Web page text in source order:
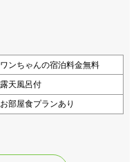
ワンちゃんの宿泊料金無料
露天風呂付
お部屋食プランあり